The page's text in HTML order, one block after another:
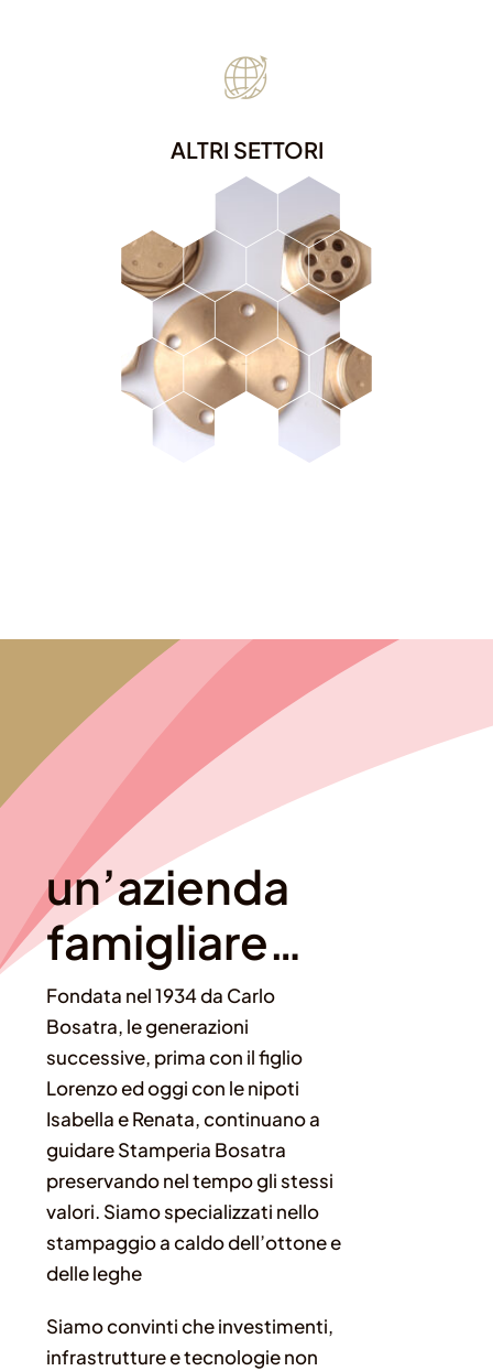
ALTRI SETTORI
un’azienda
famigliare…
Fondata nel 1934 da Carlo
Bosatra, le generazioni
successive, prima con il figlio
Lorenzo ed oggi con le nipoti
Isabella e Renata, continuano a
guidare Stamperia Bosatra
preservando nel tempo gli stessi
valori. Siamo specializzati nello
stampaggio a caldo dell’ottone e
delle leghe
Siamo convinti che investimenti,
infrastrutture e tecnologie non